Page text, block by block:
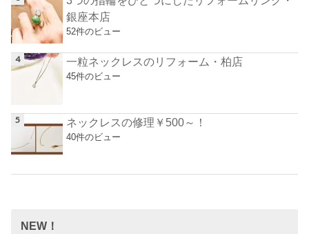
銀座本店
52件のビュー
一粒ネックレスのリフォーム・柏店
45件のビュー
ネックレスの修理￥500～！
40件のビュー
NEW！